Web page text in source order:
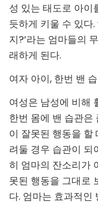
성 있는 태도로 아이
듯하게 키울 수 있다
지?’라는 엄마들의
래하게 된다.
여자 아이, 한번 밴
여성은 남성에 비해
한번 몸에 밴 습관은
이 잘못된 행동을 할
려둘 경우 습관이 되
히 엄마의 잔소리가
못된 행동을 그대로
다. 엄마는 효과적인